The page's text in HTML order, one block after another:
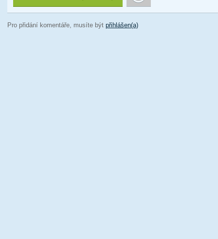
Pro přidání komentáře, musíte být přihlášen(a)